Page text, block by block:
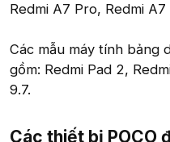
Redmi A7 Pro, Redmi
Các mẫu máy tính bảng
gồm: Redmi Pad 2,
9.7.
Các thiết bị POCO